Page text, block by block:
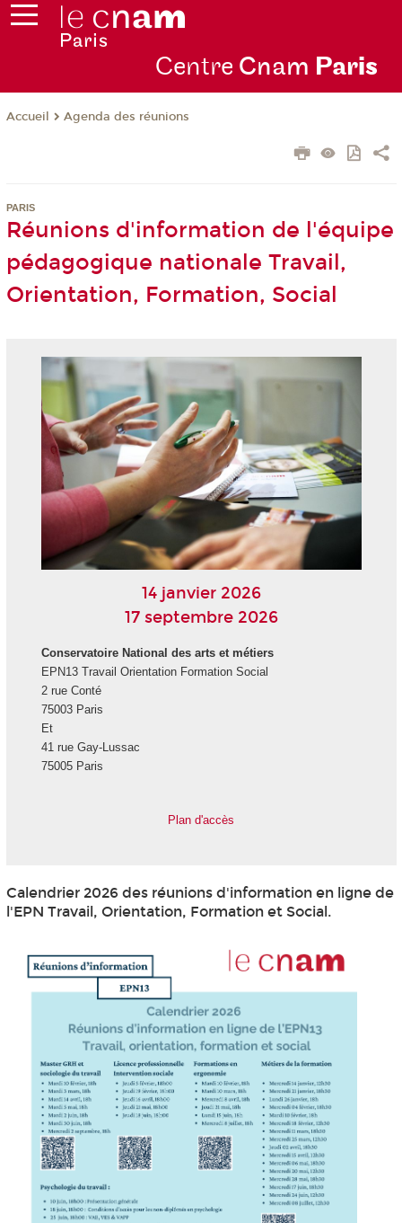
Centre Cnam Paris
Accueil Agenda des réunions
PARIS
Réunions d'information de l'équipe
pédagogique nationale Travail,
Orientation, Formation, Social
14 janvier 2026
17 septembre 2026
Conservatoire National des arts et métiers
EPN13 Travail Orientation Formation Social
2 rue Conté
75003 Paris
Et
41 rue Gay-Lussac
75005 Paris
Plan d'accès
Calendrier 2026 des réunions d'information en ligne de
l'EPN Travail, Orientation, Formation et Social.